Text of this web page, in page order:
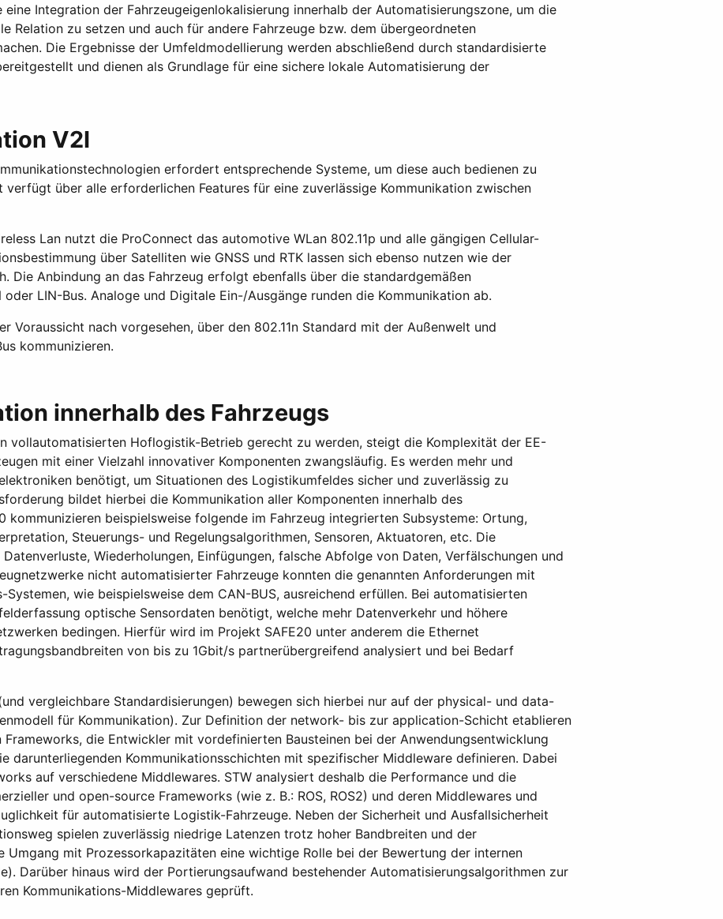
eine Integration der Fahrzeugeigenlokalisierung innerhalb der Automatisierungszone, um die
Relation zu setzen und auch für andere Fahrzeuge bzw. dem übergeordneten
Die Ergebnisse der Umfeldmodellierung werden abschließend durch standardisierte
und dienen als Grundlage für eine sichere lokale Automatisierung der
V2I
erfordert entsprechende Systeme, um diese auch bedienen zu
verfügt über alle erforderlichen Features für eine zuverlässige Kommunikation zwischen
Lan nutzt die ProConnect das automotive WLan 802.11p und alle gängigen Cellular-
über Satelliten wie GNSS und RTK lassen sich ebenso nutzen wie der
Die Anbindung an das Fahrzeug erfolgt ebenfalls über die standardgemäßen
LIN-Bus. Analoge und Digitale Ein-/Ausgänge runden die Kommunikation ab.
Voraussicht nach vorgesehen, über den 802.11n Standard mit der Außenwelt und
kommunizieren.
innerhalb des Fahrzeugs
vollautomatisierten Hoflogistik-Betrieb gerecht zu werden, steigt die Komplexität der EE-
mit einer Vielzahl innovativer Komponenten zwangsläufig. Es werden mehr und
benötigt, um Situationen des Logistikumfeldes sicher und zuverlässig zu
bildet hierbei die Kommunikation aller Komponenten innerhalb des
kommunizieren beispielsweise folgende im Fahrzeug integrierten Subsysteme: Ortung,
Steuerungs- und Regelungsalgorithmen, Sensoren, Aktuatoren, etc. Die
Wiederholungen, Einfügungen, falsche Abfolge von Daten, Verfälschungen und
nicht automatisierter Fahrzeuge konnten die genannten Anforderungen mit
wie beispielsweise dem CAN-BUS, ausreichend erfüllen. Bei automatisierten
optische Sensordaten benötigt, welche mehr Datenverkehr und höhere
bedingen. Hierfür wird im Projekt SAFE20 unter anderem die Ethernet
von bis zu 1Gbit/s partnerübergreifend analysiert und bei Bedarf
vergleichbare Standardisierungen) bewegen sich hierbei nur auf der physical- und data-
für Kommunikation). Zur Definition der network- bis zur application-Schicht etablieren
die Entwickler mit vordefinierten Bausteinen bei der Anwendungsentwicklung
darunterliegenden Kommunikationsschichten mit spezifischer Middleware definieren. Dabei
auf verschiedene Middlewares. STW analysiert deshalb die Performance und die
und open-source Frameworks (wie z. B.: ROS, ROS2) und deren Middlewares und
für automatisierte Logistik-Fahrzeuge. Neben der Sicherheit und Ausfallsicherheit
spielen zuverlässig niedrige Latenzen trotz hoher Bandbreiten und der
Umgang mit Prozessorkapazitäten eine wichtige Rolle bei der Bewertung der internen
Darüber hinaus wird der Portierungsaufwand bestehender Automatisierungsalgorithmen zur
Kommunikations-Middlewares geprüft.